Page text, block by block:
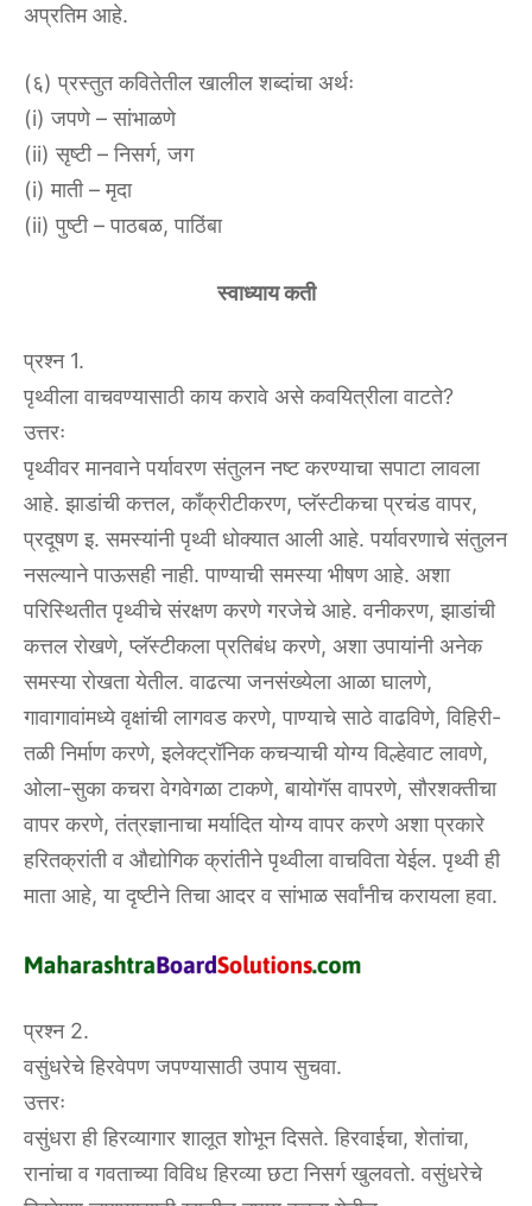
अप्रतिम आहे.
(६) प्रस्तुत कवितेतील खालील शब्दांचा अर्थः
(i) जपणे – सांभाळणे
(ii) सृष्टी – निसर्ग, जग
(i) माती – मृदा
(ii) पुष्टी – पाठबळ, पाठिंबा
स्वाध्याय कती
प्रश्न 1.
पृथ्वीला वाचवण्यासाठी काय करावे असे कवयित्रीला वाटते?
उत्तरः
पृथ्वीवर मानवाने पर्यावरण संतुलन नष्ट करण्याचा सपाटा लावला
आहे. झाडांची कत्तल, काँक्रीटीकरण, प्लॅस्टीकचा प्रचंड वापर,
प्रदूषण इ. समस्यांनी पृथ्वी धोक्यात आली आहे. पर्यावरणाचे संतुलन
नसल्याने पाऊसही नाही. पाण्याची समस्या भीषण आहे. अशा
परिस्थितीत पृथ्वीचे संरक्षण करणे गरजेचे आहे. वनीकरण, झाडांची
कत्तल रोखणे, प्लॅस्टीकला प्रतिबंध करणे, अशा उपायांनी अनेक
समस्या रोखता येतील. वाढत्या जनसंख्येला आळा घालणे,
गावागावांमध्ये वृक्षांची लागवड करणे, पाण्याचे साठे वाढविणे, विहिरी-
तळी निर्माण करणे, इलेक्ट्रॉनिक कचऱ्याची योग्य विल्हेवाट लावणे,
ओला-सुका कचरा वेगवेगळा टाकणे, बायोगॅस वापरणे, सौरशक्तीचा
वापर करणे, तंत्रज्ञानाचा मर्यादित योग्य वापर करणे अशा प्रकारे
हरितक्रांती व औद्योगिक क्रांतीने पृथ्वीला वाचविता येईल. पृथ्वी ही
माता आहे, या दृष्टीने तिचा आदर व सांभाळ सर्वांनीच करायला हवा.
प्रश्न 2.
वसुंधरेचे हिरवेपण जपण्यासाठी उपाय सुचवा.
उत्तरः
वसुंधरा ही हिरव्यागार शालूत शोभून दिसते. हिरवाईचा, शेतांचा,
रानांचा व गवताच्या विविध हिरव्या छटा निसर्ग खुलवतो. वसुंधरेचे